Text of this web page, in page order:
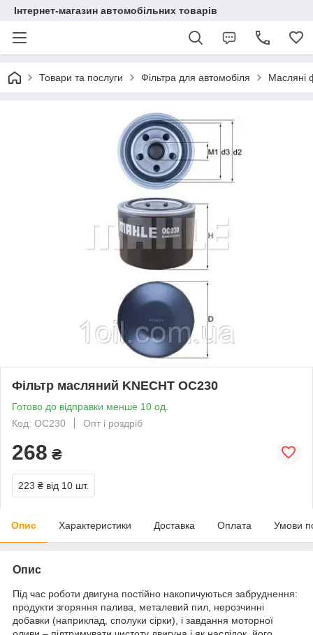
Інтернет-магазин автомобільних товарів
Товари та послуги Фільтра для автомобіля Масляні
Фільтр масляний KNECHT OC230
Готово до відправки менше 10 од.
Код: OC230
Опт і роздріб
268 ₴
223 ₴ від 10 шт.
Опис Характеристики Доставка Оплата Умови
Опис
Під час роботи двигуна постійно накопичуються забруднення:
продукти згоряння палива, металевий пил, нерозчинні
добавки (наприклад, сполуки сірки), і завдання моторної